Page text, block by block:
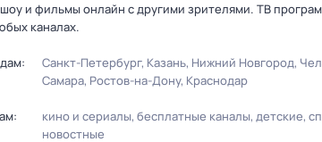
и фильмы онлайн с другими зрителями. ТВ
каналах.
Санкт-Петербург Казань Нижний Новгород
Самара Ростов-на-Дону Краснодар
кино и сериалы бесплатные каналы детские
новостные